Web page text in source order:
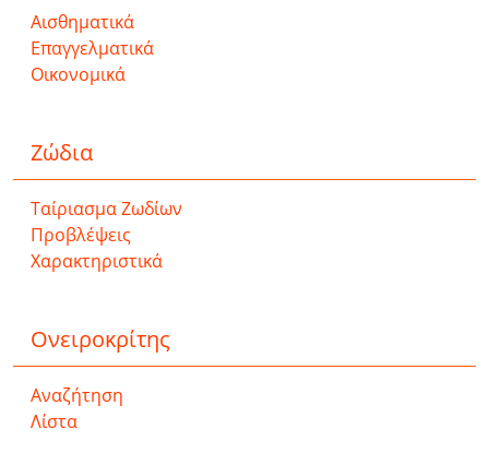
Αισθηματικά
Επαγγελματικά
Οικονομικά
Ζώδια
Ταίριασμα Ζωδίων
Προβλέψεις
Χαρακτηριστικά
Ονειροκρίτης
Αναζήτηση
Λίστα